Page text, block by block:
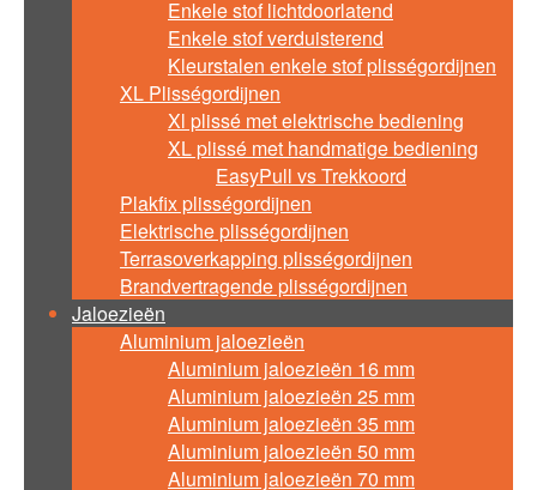
Enkele stof lichtdoorlatend
Enkele stof verduisterend
Kleurstalen enkele stof plisségordijnen
XL Plisségordijnen
Xl plissé met elektrische bediening
XL plissé met handmatige bediening
EasyPull vs Trekkoord
Plakfix plisségordijnen
Elektrische plisségordijnen
Terrasoverkapping plisségordijnen
Brandvertragende plisségordijnen
Jaloezieën
Aluminium jaloezieën
Aluminium jaloezieën 16 mm
Aluminium jaloezieën 25 mm
Aluminium jaloezieën 35 mm
Aluminium jaloezieën 50 mm
Aluminium jaloezieën 70 mm